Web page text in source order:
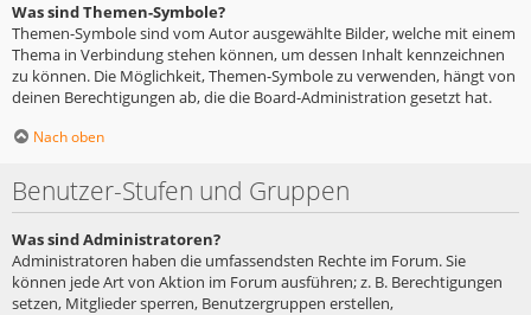
Was sind Themen-Symbole?
Themen-Symbole sind vom Autor ausgewählte Bilder, welche mit einem
Thema in Verbindung stehen können, um dessen Inhalt kennzeichnen
zu können. Die Möglichkeit, Themen-Symbole zu verwenden, hängt von
deinen Berechtigungen ab, die die Board-Administration gesetzt hat.
Nach oben
Benutzer-Stufen und Gruppen
Was sind Administratoren?
Administratoren haben die umfassendsten Rechte im Forum. Sie
können jede Art von Aktion im Forum ausführen; z. B. Berechtigungen
setzen, Mitglieder sperren, Benutzergruppen erstellen,